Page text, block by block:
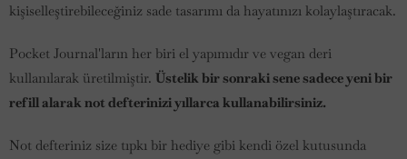
kişiselleştirebileceğiniz sade tasarımı da hayatınızı kolaylaştıracak.
Pocket Journal'ların her biri el yapımıdır ve vegan deri
kullanılarak üretilmiştir. Üstelikbir sonraki sene sadece yeni bir
refill alarak not defterinizi yıllarca kullanabilirsiniz.
Not defteriniz size tıpkı bir hediye gibi kendi özel kutusunda